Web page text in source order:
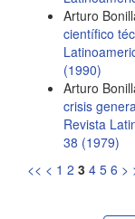
Arturo
científico
(1990)
Arturo
crisis
Revista
38 (1979)
<< < 1 2 3 4 5 6 >